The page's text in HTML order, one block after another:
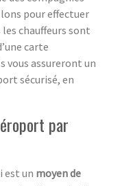
pour effectuer
chauffeurs sont
carte
vous assureront un
sécurisé, en
par
est un moyen de